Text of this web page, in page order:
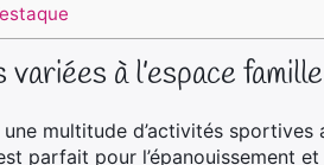
à l’espace
multitude d’activités sportives
parfait pour l’épanouissement